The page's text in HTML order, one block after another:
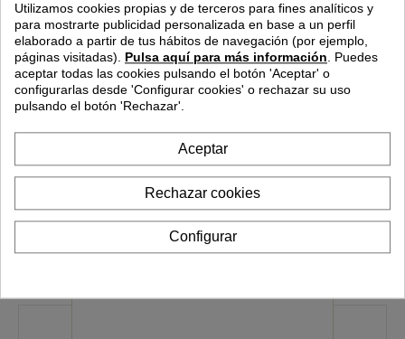
ELEGGUA VELA PETICION
VELA PETICION ELEGGUA
1,50 €
AÑADIR A CARRITO
Utilizamos cookies propias y de terceros para fines analíticos y
para mostrarte publicidad personalizada en base a un perfil
elaborado a partir de tus hábitos de navegación (por ejemplo,
páginas visitadas). Pulsa aquí para más información. Puedes
aceptar todas las cookies pulsando el botón 'Aceptar' o
configurarlas desde 'Configurar cookies' o rechazar su uso
pulsando el botón 'Rechazar'.
Aceptar
Rechazar cookies
Configurar